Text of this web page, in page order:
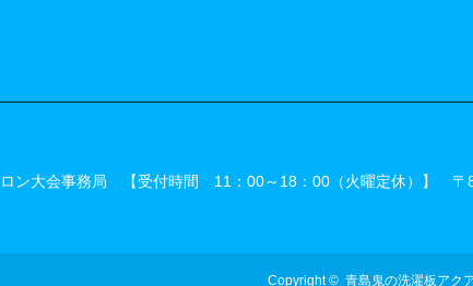
ン大会事務局 【受付時間 11：00～18：00（火曜定休）】 〒
Copyright © 青島鬼の洗濯板アク